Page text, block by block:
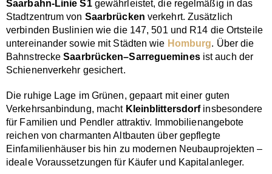
Saarbahn-Linie S1gewährleistet, die regelmäßig in das
Stadtzentrum von Saarbrücken verkehrt. Zusätzlich
verbinden Buslinien wie die 147, 501 und R14 die Ortsteile
untereinander sowie mit Städten wie Homburg. Über die
BahnstreckeSaarbrücken–Sarregueminesist auch der
Schienenverkehr gesichert.
Die ruhige Lage im Grünen, gepaart mit einer guten
Verkehrsanbindung, macht Kleinblittersdorfinsbesondere
für Familien und Pendler attraktiv. Immobilienangebote
reichen von charmanten Altbauten über gepflegte
Einfamilienhäuser bis hin zu modernen Neubauprojekten –
ideale Voraussetzungen für Käufer und Kapitalanleger.